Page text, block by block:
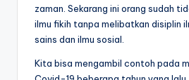
zaman. Sekarang ini orang sudah
ilmu fikih tanpa melibatkan disiplin
sains dan ilmu sosial.
Kita bisa mengambil contoh pada